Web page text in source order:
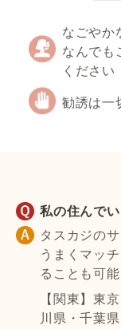
なごやか
なんでも
ください
勧誘は一
私の住んで
タスカジの
うまくマッ
ることも可能
【関東】東
川県・千葉